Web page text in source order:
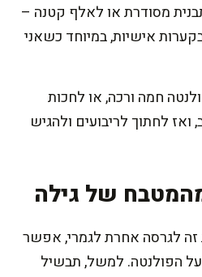
מסודרת או לאלף קטנה –
אישיות, במיוחד כשאני
חמה ורכה, או לחכות
לחתוך לריבועים ולהגיש
של גילה
לגרסה אחרת לגמרי, אפשר
הפולנטה. למשל, תבשיל